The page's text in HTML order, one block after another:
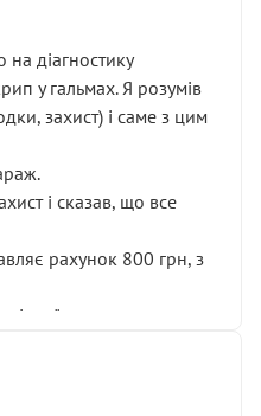
діагностику
у гальмах. Я розумів
захист) і саме з цим
і сказав, що все
рахунок 800 грн, з
системи